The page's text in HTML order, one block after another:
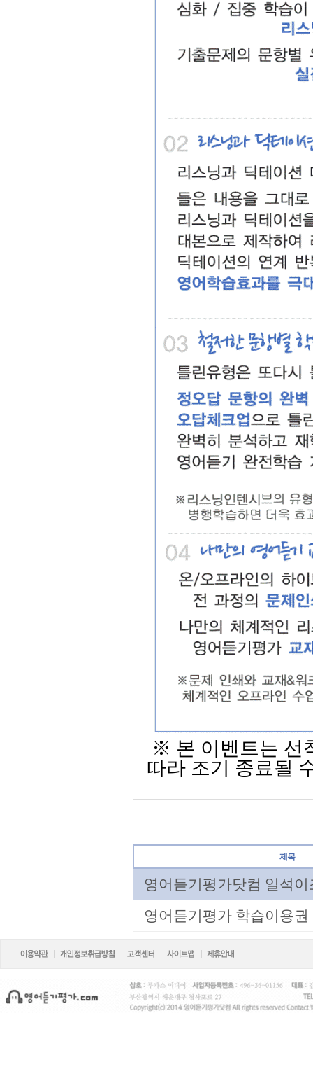
※ 본 이벤트는 선
따라 조기 종료될
제목
영어듣기평가닷컴 일석이
영어듣기평가 학습이용권